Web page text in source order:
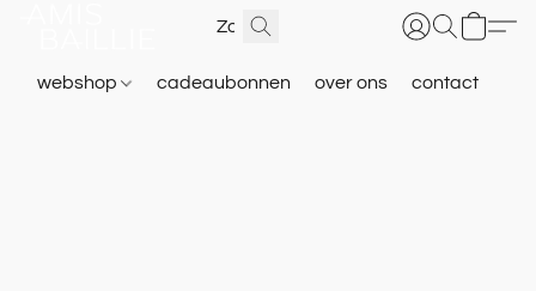
webshop cadeaubonnen over ons contact